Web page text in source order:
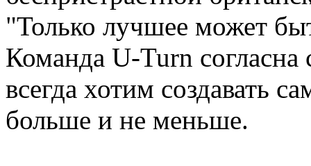
"Только лучшее может
Команда U-Turn
всегда хотим создавать
больше и не меньше.